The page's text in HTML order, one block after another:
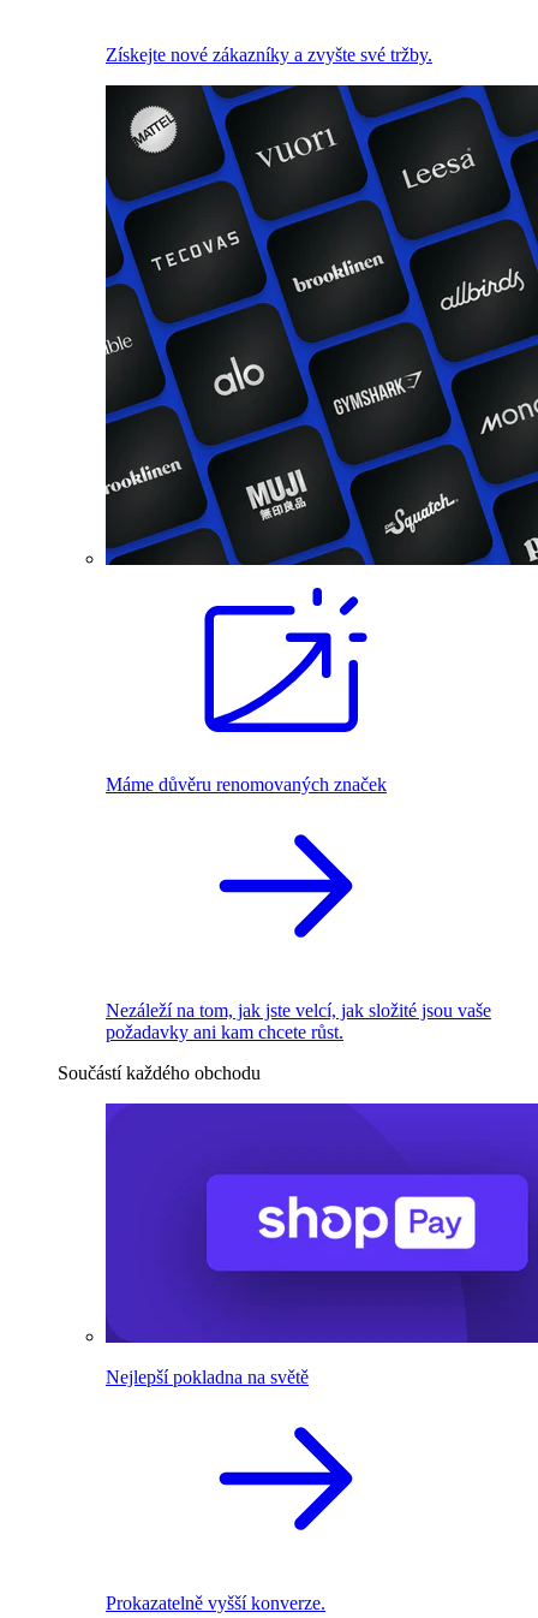
Získejte nové zákazníky a zvyšte své tržby.
Máme důvěru renomovaných značek
Nezáleží na tom, jak jste velcí, jak složité jsou vaše
požadavky ani kam chcete růst.
Součástí každého obchodu
Nejlepší pokladna na světě
Prokazatelně vyšší konverze.